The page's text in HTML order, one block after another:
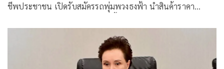
ชีพประชาชน เปิดรับสมัครรถพุ่มพวงธงฟ้า นำสินค้าราคา